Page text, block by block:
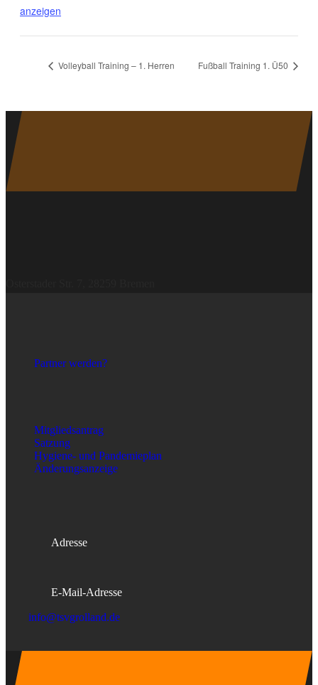
anzeigen
Volleyball Training – 1. Herren Fußball Training 1. Ü50
Partner werden?
Mitgliedsantrag
Satzung
Hygiene- und Pandemieplan
Änderungsanzeige
Adresse
E-Mail-Adresse
info@tsvgrolland.de